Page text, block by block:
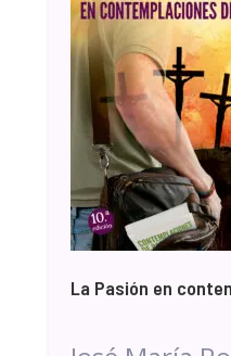
La Pasión en